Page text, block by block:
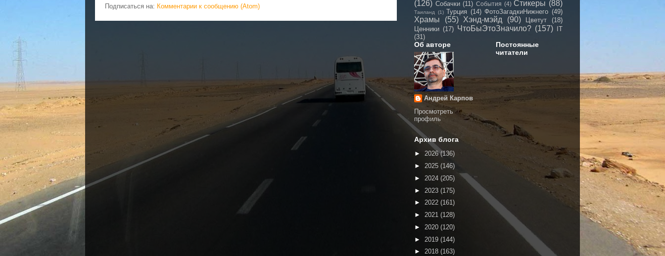
Подписаться на: Комментарии к сообщению (Atom)
(126) Собачки (11) События (4) Стикеры (88)
Таиланд (1) Турция (14) ФотоЗагадкиНижнего (49)
Храмы (55) Хэнд-мэйд (90) Цветут
(18)
Ценники (17) ЧтоБыЭтоЗначило? (157)
IT
(31)
Об авторе
Андрей Карпов
Просмотреть
профиль
Постоянные
читатели
Архив блога
► 2026(136)
► 2025 (146)
► 2024 (205)
► 2023 (175)
► 2022 (161)
► 2021 (128)
► 2020 (120)
► 2019 (144)
► 2018 (163)